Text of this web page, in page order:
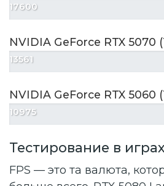
17600
NVIDIA GeForce RTX 5070
13561
NVIDIA GeForce RTX 5060
10975
Тестирование в
FPS — это та валюта,